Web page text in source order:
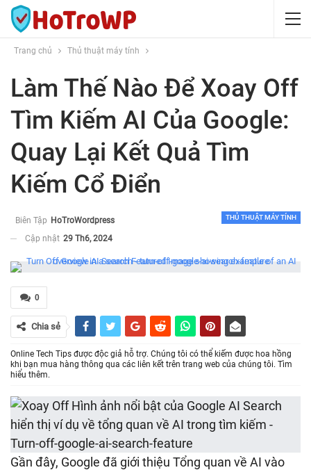
Trang chủ Thủ thuật máy tính
Làm Thế Nào Để Xoay Off
Tìm Kiếm AI Của Google:
Quay Lại Kết Quả Tìm
Kiếm Cổ Điển
THỦ THUẬT MÁY TÍNH
Biên Tập HoTroWordpress
Cập nhật 29 Th6, 2024
0
Chia sẻ
Online Tech Tips được độc giả hỗ trợ. Chúng tôi có thể kiếm được hoa hồng
khi bạn mua hàng thông qua các liên kết trên trang web của chúng tôi. Tìm
hiểu thêm.
Gần đây, Google đã giới thiệu Tổng quan về AI vào